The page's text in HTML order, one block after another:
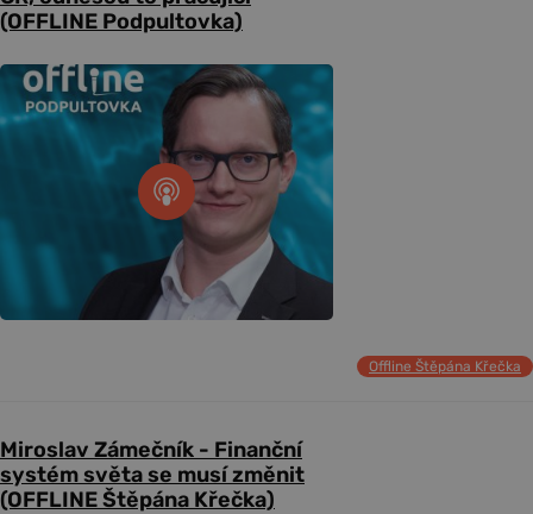
(OFFLINE Podpultovka)
Offline Štěpána Křečka
Miroslav Zámečník - Finanční
systém světa se musí změnit
(OFFLINE Štěpána Křečka)